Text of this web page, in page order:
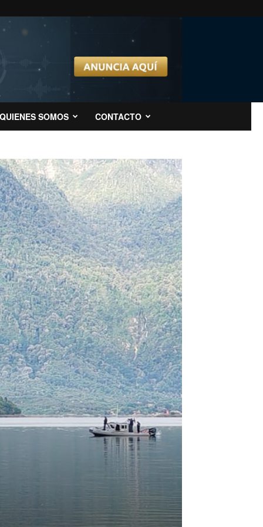
QUIENES SOMOS CONTACTO